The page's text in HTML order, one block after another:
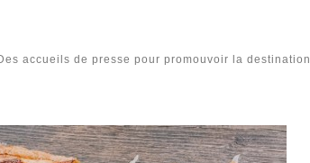
accueils de presse pour promouvoir la destination